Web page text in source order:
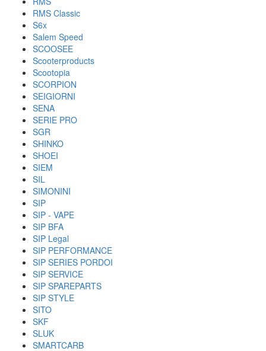
RMS Classic
S6x
Salem Speed
SCOOSEE
Scooterproducts
Scootopia
SCORPION
SEIGIORNI
SENA
SERIE PRO
SGR
SHINKO
SHOEI
SIEM
SIL
SIMONINI
SIP
SIP - VAPE
SIP BFA
SIP Legal
SIP PERFORMANCE
SIP SERIES PORDOI
SIP SERVICE
SIP SPAREPARTS
SIP STYLE
SITO
SKF
SLUK
SMARTCARB